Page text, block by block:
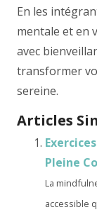
En les
mentale et en
avec
transformer
sereine.
Articles
Pleine
La
accessible